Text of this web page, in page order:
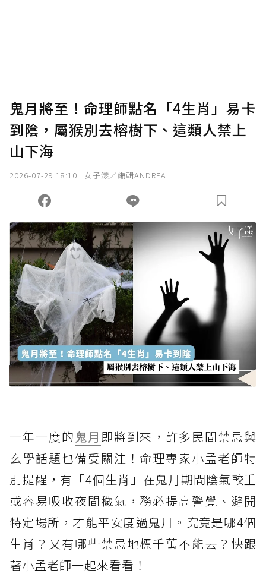
鬼月將至！命理師點名「4生肖」易卡
到陰，屬猴別去榕樹下、這類人禁上
山下海
2026-07-29 18:10 女子漾／編輯ANDREA
一年一度的鬼月 即將到來，許多民間禁忌與
玄學話題也備受關注！命理專家小孟老師特
別提醒，有「4個生肖」在鬼月期間陰氣較重
或容易吸收夜間穢氣，務必提高警覺、避開
特定場所，才能平安度過鬼月。究竟是哪4個
生肖？又有哪些禁忌地標千萬不能去？快跟
著小孟老師一起來看看！